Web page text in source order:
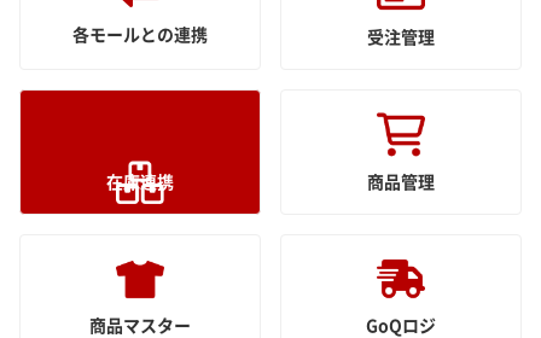
各モールとの連携 受注管理
在庫連携 商品管理
商品マスター GoQロジ